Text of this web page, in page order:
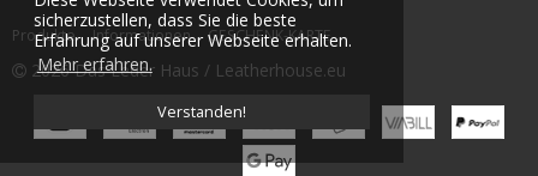
sicherzustellen, dass Sie die beste
Erfahrung auf unserer Webseite erhalten.
Mehr erfahren.
Verstanden!
Produkte Informationen GESCHENK-KARTE
2026 Das Leder Haus / Leatherhouse.eu